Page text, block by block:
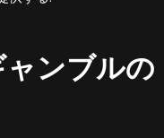
ンブルの